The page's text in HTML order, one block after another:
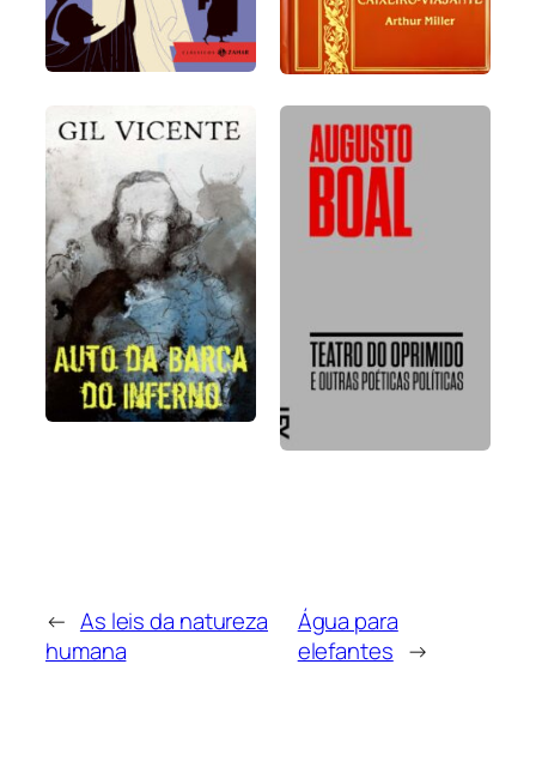
← As leis da natureza
humana
Água para
elefantes →